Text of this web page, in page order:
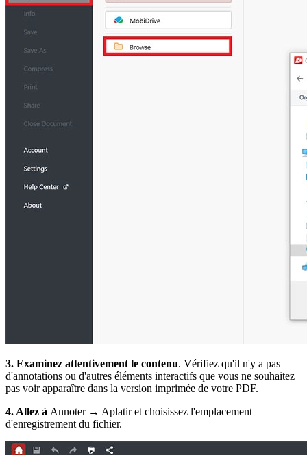
3. Examinez attentivement le contenu. Vérifiez qu'il n'y a pas
d'annotations ou d'autres éléments interactifs que vous ne souhaitez
pas voir apparaître dans la version imprimée de votre PDF.
4. Allez à Annoter → Aplatir et choisissez l'emplacement
d'enregistrement du fichier.